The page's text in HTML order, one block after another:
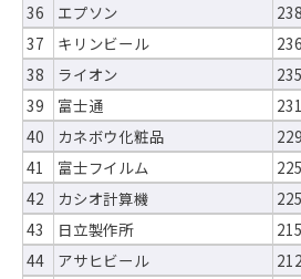
36
エプソン
37
キリンビール
38
ライオン
39
富士通
40
カネボウ化粧品
41
富士フイルム
42
カシオ計算機
43
日立製作所
44
アサヒビール